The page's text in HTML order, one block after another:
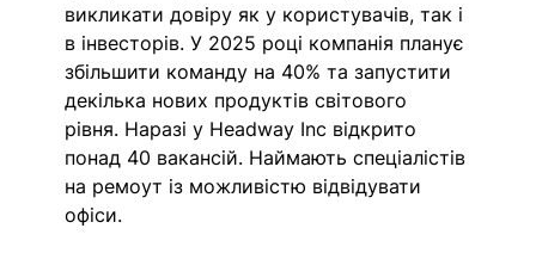
викликати довіру як у користувачів, так і
в інвесторів. У 2025 році компанія планує
збільшити команду на 40% та запустити
декілька нових продуктів світового
рівня. Наразі у Headway Inc відкрито
понад 40 вакансій. Наймають спеціалістів
на ремоут із можливістю відвідувати
офіси.